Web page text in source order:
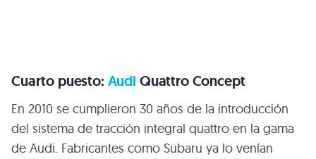
Cuarto puesto: Audi Quattro Concept
En 2010 se cumplieron 30 años de la introducción
del sistema de tracción integral quattro en la gama
de Audi. Fabricantes como Subaru ya lo venían